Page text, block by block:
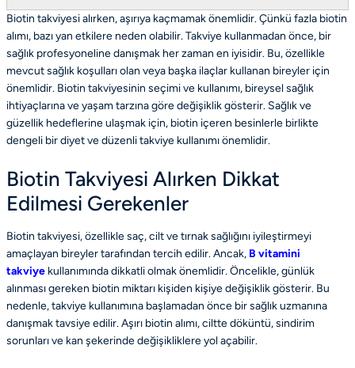
Biotin takviyesi alırken, aşırıya kaçmamak önemlidir. Çünkü fazla biotin
alımı, bazı yan etkilere neden olabilir. Takviye kullanmadan önce, bir
sağlık profesyoneline danışmak her zaman en iyisidir. Bu, özellikle
mevcut sağlık koşulları olan veya başka ilaçlar kullanan bireyler için
önemlidir. Biotin takviyesinin seçimi ve kullanımı, bireysel sağlık
ihtiyaçlarına ve yaşam tarzına göre değişiklik gösterir. Sağlık ve
güzellik hedeflerine ulaşmak için, biotin içeren besinlerle birlikte
dengeli bir diyet ve düzenli takviye kullanımı önemlidir.
Biotin Takviyesi Alırken Dikkat
Edilmesi Gerekenler
Biotin takviyesi, özellikle saç, cilt ve tırnak sağlığını iyileştirmeyi
amaçlayan bireyler tarafından tercih edilir. Ancak, B vitamini
takviye kullanımında dikkatli olmak önemlidir. Öncelikle, günlük
alınması gereken biotin miktarı kişiden kişiye değişiklik gösterir. Bu
nedenle, takviye kullanımına başlamadan önce bir sağlık uzmanına
danışmak tavsiye edilir. Aşırı biotin alımı, ciltte döküntü, sindirim
sorunları ve kan şekerinde değişikliklere yol açabilir.